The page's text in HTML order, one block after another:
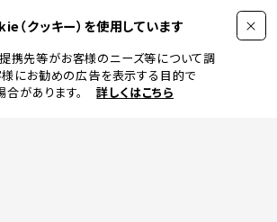
（クッキー）を使用しています
携先等がお客様のニーズ等について調
様にお勧めの広告を表示する目的で
があります。
詳しくはこちら